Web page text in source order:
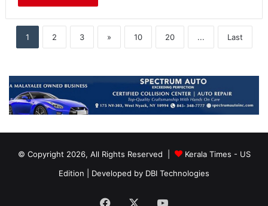
1 2 3 » 10 20 ... Last
© Copyright 2026, All Rights Reserved |
Kerala Times - US
Edition | Developed by DBI Technologies
Facebook